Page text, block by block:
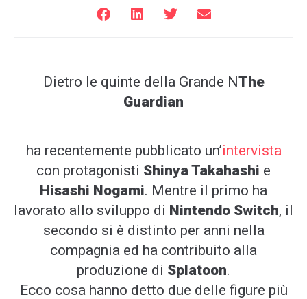
Dietro le quinte della Grande NThe
Guardian
ha recentemente pubblicato un’intervista
con protagonisti Shinya Takahashi e
Hisashi Nogami. Mentre il primo ha
lavorato allo sviluppo di Nintendo Switch, il
secondo si è distinto per anni nella
compagnia ed ha contribuito alla
produzione di Splatoon.
Ecco cosa hanno detto due delle figure più